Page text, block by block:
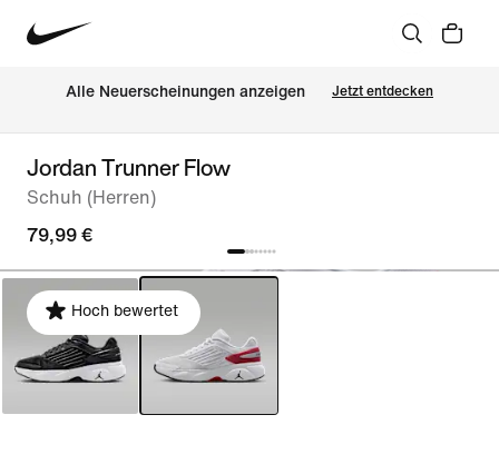
Alle Neuerscheinungen anzeigen Jetzt entdecken
Jordan Trunner Flow
Schuh (Herren)
79,99 €
Hoch bewertet